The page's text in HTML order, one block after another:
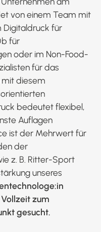
von einem Team mit
Digitaldruck für
für
oder im Non-Food-
für das
mit diesem
bedeutet flexibel,
Auflagen
ist der Mehrwert für
der
z. B. Ritter-Sport
unseres
zum
gesucht.